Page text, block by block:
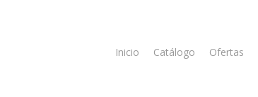
Inicio Catálogo Ofertas